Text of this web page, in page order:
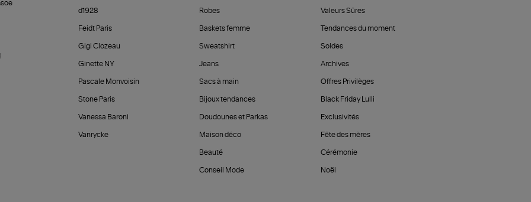
d1928
Feidt Paris
Gigi Clozeau
Ginette NY
Pascale Monvoisin
Stone Paris
Vanessa Baroni
Vanrycke
Robes
Baskets femme
Sweatshirt
Jeans
Sacs à main
Bijoux tendances
Doudounes et Parkas
Maison déco
Beauté
Conseil Mode
Valeurs Sûres
Tendances du moment
Soldes
Archives
Offres Privilèges
Black Friday Lulli
Exclusivités
Fête des mères
Cérémonie
Noël